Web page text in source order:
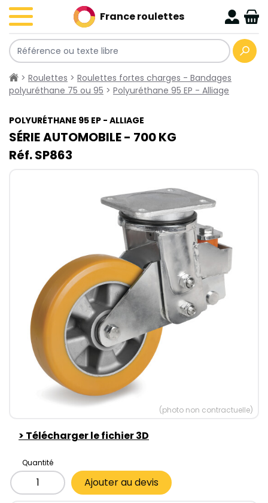
France roulettes
> Roulettes > Roulettes fortes charges - Bandages
polyuréthane 75 ou 95 > Polyuréthane 95 EP - Alliage
POLYURÉTHANE 95 EP - ALLIAGE
SÉRIE AUTOMOBILE - 700​ KG
Réf. SP863
(photo non contractuelle)
> Télécharger le fichier 3D
Quantité
Ajouter au devis